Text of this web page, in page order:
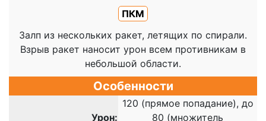
ПКМ
Залп из нескольких ракет, летящих по спирали.
Взрыв ракет наносит урон всем противникам в
небольшой области.
Особенности
Урон:
120 (прямое попадание), до
80 (множитель